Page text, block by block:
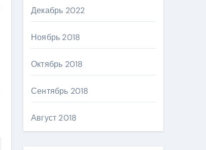
Декабрь 2022
Ноябрь 2018
Октябрь 2018
Сентябрь 2018
Август 2018